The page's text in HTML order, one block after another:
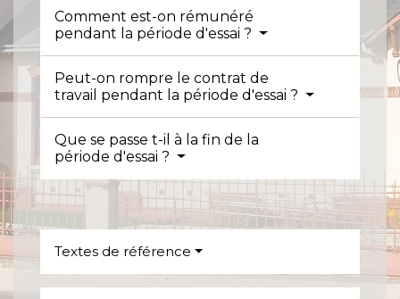
Comment est-on rémunéré
pendant la période d'essai ?
Peut-on rompre le contrat de
travail pendant la période d'essai ?
Que se passe t-il à la fin de la
période d'essai ?
Textes de référence